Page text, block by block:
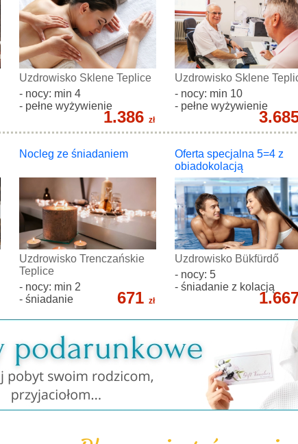
Uzdrowisko Sklene Teplice
- nocy: min 4
- pełne wyżywienie
1.386 zł
Uzdrowisko Sklene
- nocy: min 10
- pełne wyżywienie
Nocleg ze śniadaniem
Uzdrowisko Trenczańskie
Teplice
- nocy: min 2
- śniadanie
671 zł
Oferta specjalna 5=4 z
obiadokolacją
Uzdrowisko Bükfürdő
- nocy: 5
- śniadanie z kolacją